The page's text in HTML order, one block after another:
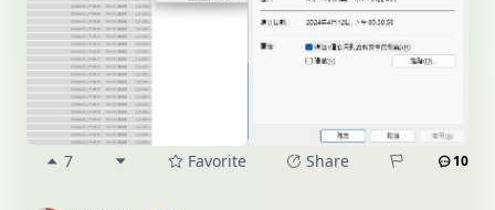
7 Favorite Share 10